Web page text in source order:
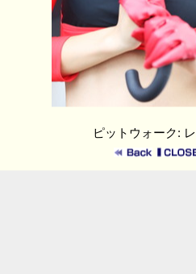
ピットウォーク: